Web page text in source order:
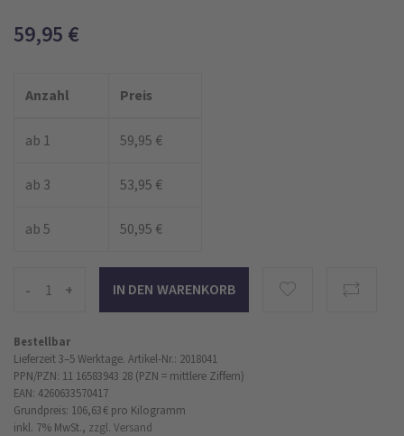
59,95 €
Anzahl Preis
ab 1 59,95 €
ab 3 53,95 €
ab 5 50,95 €
- +
Bestellbar
Lieferzeit 3–5 Werktage. Artikel-Nr.: 2018041
PPN/PZN: 11 16583943 28 (PZN = mittlere Ziffern)
EAN: 4260633570417
Grundpreis: 106,63 € pro Kilogramm
inkl. 7% MwSt., zzgl. Versand